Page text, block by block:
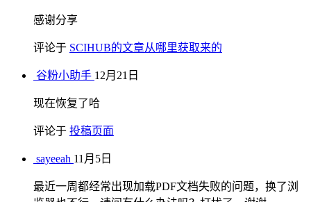
感谢分享
评论于 SCIHUB的文章从哪里获取来的
谷粉小助手 12月21日
现在恢复了哈
评论于 投稿页面
sayeeah 11月5日
最近一周都经常出现加载PDF文档失败的问题，换了浏